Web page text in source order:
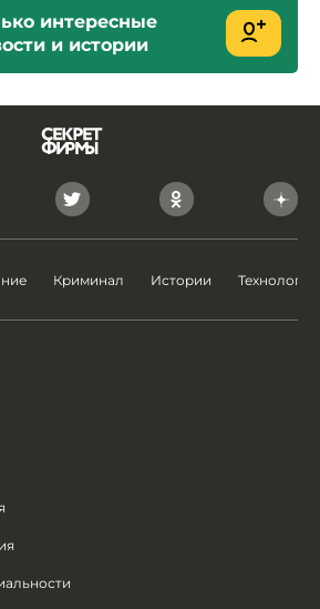
интересные
и истории
Криминал Истории Технологии